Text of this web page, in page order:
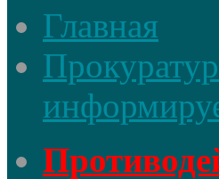
Главная